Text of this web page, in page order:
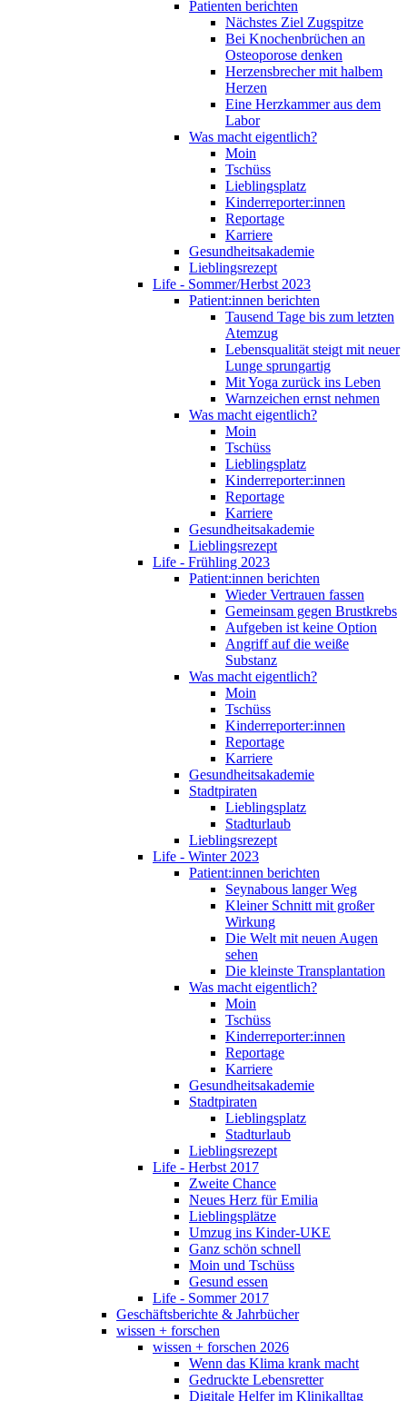
Patienten berichten
Nächstes Ziel Zugspitze
Bei Knochenbrüchen an
Osteoporose denken
Herzensbrecher mit halbem
Herzen
Eine Herzkammer aus dem
Labor
Was macht eigentlich?
Moin
Tschüss
Lieblingsplatz
Kinderreporter:innen
Reportage
Karriere
Gesundheitsakademie
Lieblingsrezept
Life - Sommer/Herbst 2023
Patient:innen berichten
Tausend Tage bis zum letzten
Atemzug
Lebensqualität steigt mit neuer
Lunge sprungartig
Mit Yoga zurück ins Leben
Warnzeichen ernst nehmen
Was macht eigentlich?
Moin
Tschüss
Lieblingsplatz
Kinderreporter:innen
Reportage
Karriere
Gesundheitsakademie
Lieblingsrezept
Life - Frühling 2023
Patient:innen berichten
Wieder Vertrauen fassen
Gemeinsam gegen Brustkrebs
Aufgeben ist keine Option
Angriff auf die weiße
Substanz
Was macht eigentlich?
Moin
Tschüss
Kinderreporter:innen
Reportage
Karriere
Gesundheitsakademie
Stadtpiraten
Lieblingsplatz
Stadturlaub
Lieblingsrezept
Life - Winter 2023
Patient:innen berichten
Seynabous langer Weg
Kleiner Schnitt mit großer
Wirkung
Die Welt mit neuen Augen
sehen
Die kleinste Transplantation
Was macht eigentlich?
Moin
Tschüss
Kinderreporter:innen
Reportage
Karriere
Gesundheitsakademie
Stadtpiraten
Lieblingsplatz
Stadturlaub
Lieblingsrezept
Life - Herbst 2017
Zweite Chance
Neues Herz für Emilia
Lieblingsplätze
Umzug ins Kinder-UKE
Ganz schön schnell
Moin und Tschüss
Gesund essen
Life - Sommer 2017
Geschäftsberichte & Jahrbücher
wissen + forschen
wissen + forschen 2026
Wenn das Klima krank macht
Gedruckte Lebensretter
Digitale Helfer im Klinikalltag